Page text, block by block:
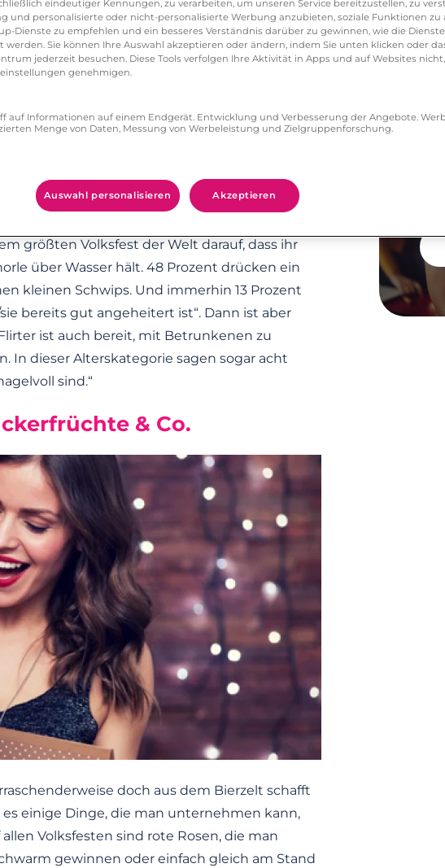
Liebe?
am besten flirten können –
nicht nur redefreudiger, sondern auch
Oktoberfest-Flirt! Doch wie denken
geht? Welcher Pegel wird noch akzeptiert
größten Volksfest der Welt darauf, dass ihr
über Wasser hält. 48 Prozent drücken ein
kleinen Schwips. Und immerhin 13 Prozent
bereits gut angeheitert ist“. Dann ist aber
ist auch bereit, mit Betrunkenen zu
In dieser Alterskategorie sagen sogar acht
sind.“
& Co.
doch aus dem Bierzelt schafft
einige Dinge, die man unternehmen kann,
Volksfesten sind rote Rosen, die man
gewinnen oder einfach gleich am Stand
eindeutiger Kennungen, zu verarbeiten, um unseren Service bereitzustellen, zu
und personalisierte oder nicht-personalisierte Werbung anzubieten, soziale Funktionen zu
Dienste zu empfehlen und ein besseres Verständnis darüber zu gewinnen, wie die
Sie können Ihre Auswahl akzeptieren oder ändern, indem Sie unten klicken oder
jederzeit besuchen. Diese Tools verfolgen Ihre Aktivität in Apps und auf Websites
genehmigen.
auf Informationen auf einem Endgerät. Entwicklung und Verbesserung der Angebote.
Menge von Daten, Messung von Werbeleistung und Zielgruppenforschung.
Auswahl personalisieren Akzeptieren